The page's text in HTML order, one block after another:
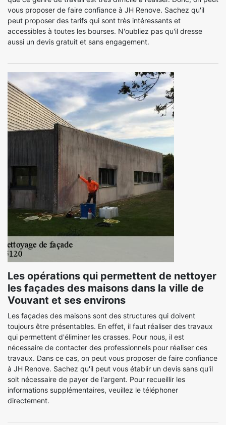
vous proposer de faire confiance à JH Renove. Sachez qu'il
peut proposer des tarifs qui sont très intéressants et
accessibles à toutes les bourses. N'oubliez pas qu'il dresse
aussi un devis gratuit et sans engagement.
Les opérations qui permettent de nettoyer
les façades des maisons dans la ville de
Vouvant et ses environs
Les façades des maisons sont des structures qui doivent
toujours être présentables. En effet, il faut réaliser des travaux
qui permettent d'éliminer les crasses. Pour nous, il est
nécessaire de contacter des professionnels pour réaliser ces
travaux. Dans ce cas, on peut vous proposer de faire confiance
à JH Renove. Sachez qu'il peut vous établir un devis sans qu'il
soit nécessaire de payer de l'argent. Pour recueillir les
informations supplémentaires, veuillez le téléphoner
directement.